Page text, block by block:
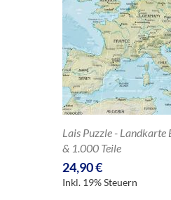
Lais Puzzle - Landkarte
& 1.000 Teile
24,90 €
Inkl. 19% Steuern